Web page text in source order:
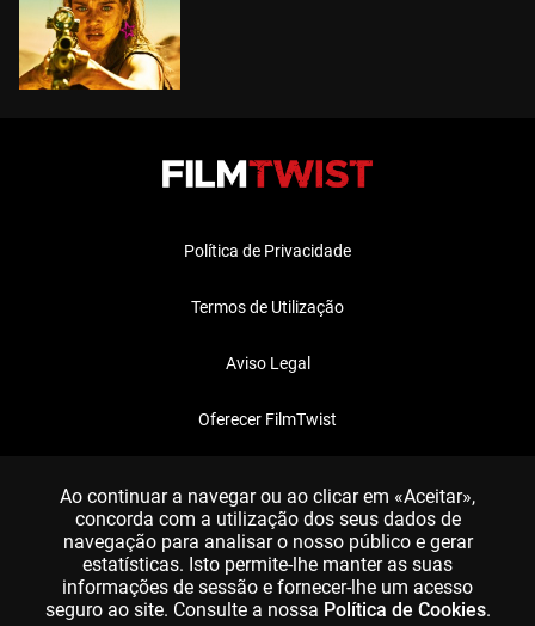
Política de Privacidade
Termos de Utilização
Aviso Legal
Oferecer FilmTwist
Ao continuar a navegar ou ao clicar em «Aceitar»,
concorda com a utilização dos seus dados de
navegação para analisar o nosso público e gerar
estatísticas. Isto permite-lhe manter as suas
informações de sessão e fornecer-lhe um acesso
seguro ao site. Consulte a nossa Política de Cookies.